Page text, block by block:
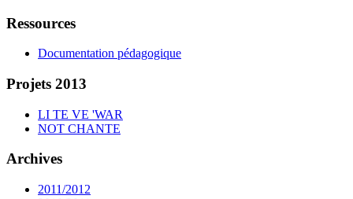
Ressources
Documentation pédagogique
Projets 2013
LI TE VE 'WAR
NOT CHANTE
Archives
2011/2012